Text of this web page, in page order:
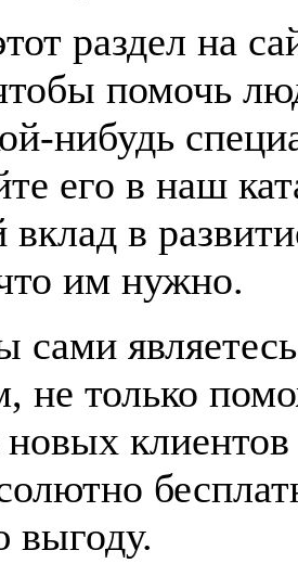
раздел на
помочь
нибудь
его в наш
вклад в
им нужно.
сами
не только
новых